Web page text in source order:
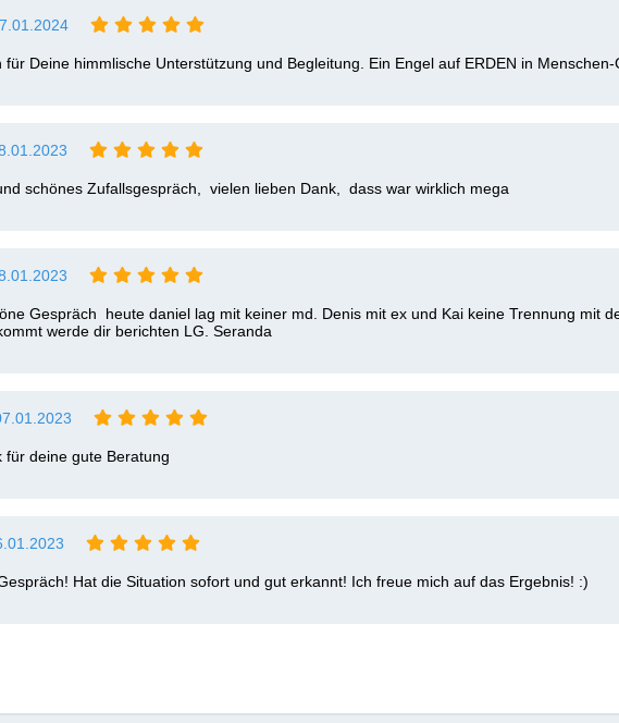
für Deine himmlische Unterstützung und Begleitung. Ein Engel auf ERDEN in Menschen-
schönes Zufallsgespräch,  vielen lieben Dank,  dass war wirklich mega
Gespräch  heute daniel lag mit keiner md. Denis mit ex und Kai keine Trennung mit
werde dir berichten LG. Seranda
für deine gute Beratung
Hat die Situation sofort und gut erkannt! Ich freue mich auf das Ergebnis! :)